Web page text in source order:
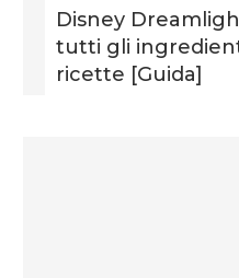
Disney
tutti gli
ricette [Guida]